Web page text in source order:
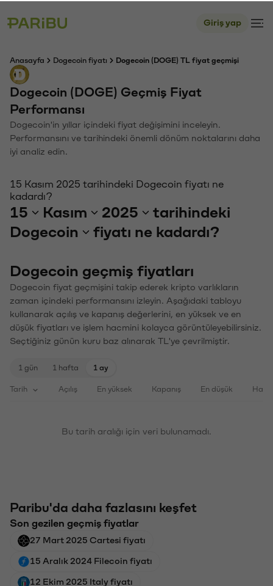
Giriş yap
Anasayfa Dogecoin fiyatı Dogecoin (DOGE) TL fiyat geçmişi
Dogecoin (DOGE) Geçmiş Fiyat
Performansı
Dogecoin'in yıllar içindeki fiyat değişimini inceleyin.
Performansını ve tarihindeki önemli dönüm noktalarını daha
iyi analiz edin.
15 Kasım 2025 tarihindeki Dogecoin fiyatı ne
kadardı?
15 Kasım 2025
tarihindeki
Dogecoin
fiyatı ne kadardı?
Dogecoin geçmiş fiyatları
Dogecoin fiyat geçmişini takip ederek kripto varlıkların
zaman içindeki performansını izleyin. Aşağıdaki tabloyu
kullanarak açılış ve kapanış değerlerini, en yüksek ve en
düşük fiyatları ve işlem hacmini kolayca görüntüleyebilirsiniz.
Seçtiğiniz günün kuru baz alınarak TL'ye çevrilmiştir.
1 gün 1 hafta 1 ay
Tarih Açılış En yüksek Kapanış En düşük
Bu tarih aralığı için veri bulunamadı.
Paribu'da daha fazlasını keşfet
Son gezilen geçmiş fiyatlar
27 Mart 2025 Cartesi fiyatı
15 Aralık 2024 Filecoin fiyatı
12 Ekim 2025 Italy fiyatı